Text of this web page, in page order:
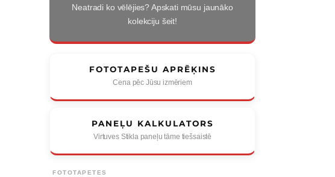
Neatradi ko vēlējies? Apskati mūsu jaunāko
kolekciju šeit!
FOTOTAPEŠU APRĒĶINS
Cena pēc Jūsu izmēriem
PANEĻU KALKULATORS
Virtuves Stikla paneļu tāme tiešsaistē
FOTOTAPETES